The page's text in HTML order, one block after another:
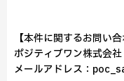
【本件に関するお問い合
ポジティブワン株式会社
メールアドレス：